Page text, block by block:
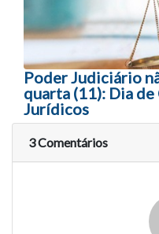
Poder Judiciário
quarta (11): Dia
Jurídicos
3 Comentários